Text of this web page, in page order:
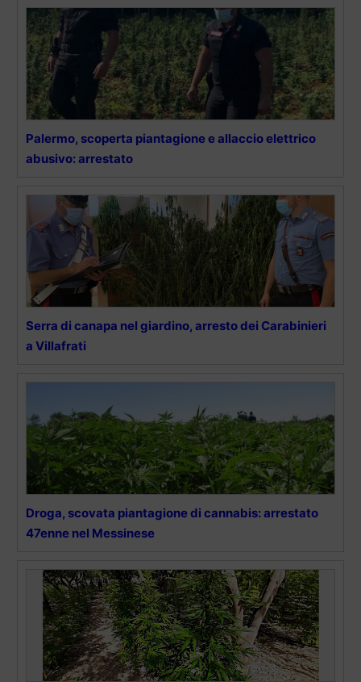
Palermo, scoperta piantagione e allaccio elettrico
abusivo: arrestato
Serra di canapa nel giardino, arresto dei Carabinieri
a Villafrati
Droga, scovata piantagione di cannabis: arrestato
47enne nel Messinese